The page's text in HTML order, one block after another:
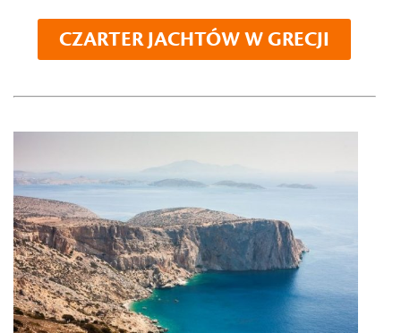
CZARTER JACHTÓW W GRECJI